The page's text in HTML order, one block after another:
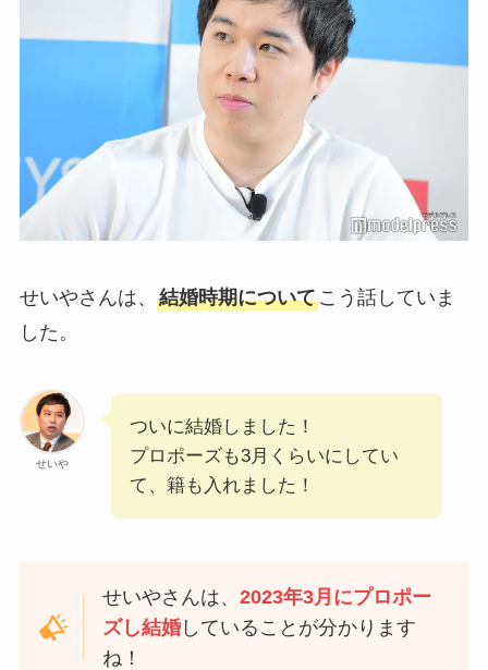
せいやさんは、 結婚時期についてこう話していま
した。
せいや
ついに結婚しました！
プロポーズも3月くらいにしてい
て、籍も入れました！
せいやさんは、2023年3月にプロポー
ズし結婚 していることが分かります
ね！